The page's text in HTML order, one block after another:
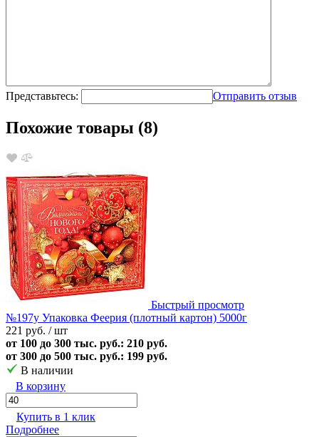
Представьтесь: Отправить отзыв
Похожие товары (8)
Быстрый просмотр
№197у Упаковка Феерия (плотный картон) 5000г
221 руб. / шт
от 100 до 300 тыс. руб.: 210 руб.
от 300 до 500 тыс. руб.: 199 руб.
В наличии
В корзину
Купить в 1 клик
Подробнее